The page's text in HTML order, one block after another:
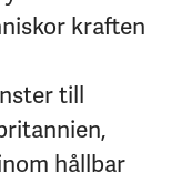
kraften
till
hållbar